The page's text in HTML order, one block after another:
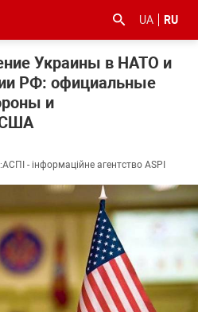
UA RU
Украины в НАТО и
РФ: официальные
и
США
АСПІ - інформаційне агентство ASPI